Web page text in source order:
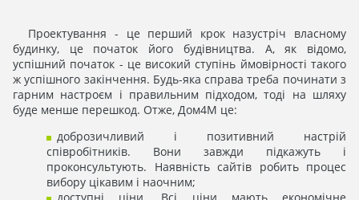
Проектування - це перший крок назустріч власному
будинку, це початок його будівництва. А, як відомо,
успішний початок - це високий ступінь ймовірності такого
ж успішного закінчення. Будь-яка справа треба починати з
гарним настроєм і правильним підходом, тоді на шляху
буде менше перешкод. Отже, Дом4М це:
доброзичливий і позитивний настрій
співробітників. Вони завжди підкажуть і
проконсультують. Наявність сайтів робить процес
вибору цікавим і наочним;